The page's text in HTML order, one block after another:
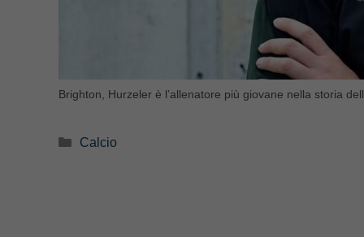
Brighton, Hurzeler è l’allenatore più giovane nella storia
Categorie
Calcio